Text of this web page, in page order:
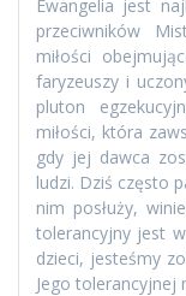
Ewangelia jest
przeciwników
miłości
faryzeuszy i
pluton
miłości, która
gdy jej dawca
ludzi. Dziś często
nim posłuży,
tolerancyjny jest
dzieci, jesteśmy
Jego tolerancyjnej